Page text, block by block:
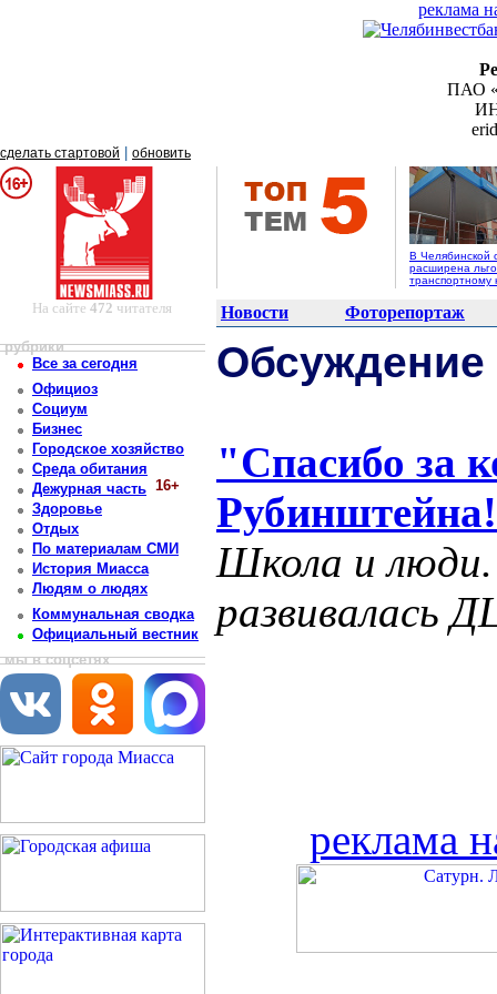
реклама
ПАО
сделать стартовой обновить
В Челябинской
расширена
транспортному
На сайте472 читателя Новости Фоторепортаж
рубрики
Все за сегодня
Официоз
Социум
Бизнес
Городское хозяйство
Среда обитания
Дежурная часть 16+
Здоровье
Отдых
По материалам СМИ
История Миасса
Людям о людях
Коммунальная сводка
Официальный вестник
мы в соцсетях
"Спасибо за
Школа и люди.
реклама